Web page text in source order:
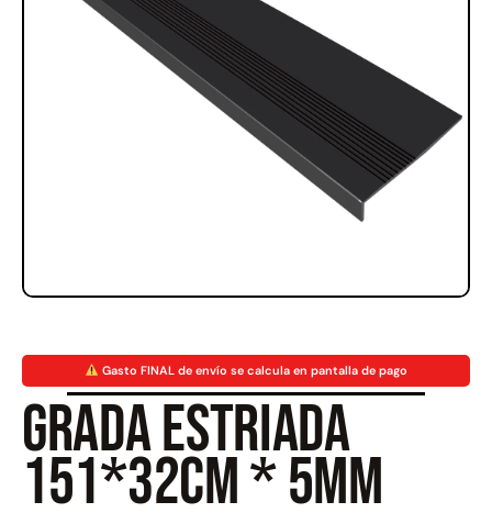
Gasto FINAL de envío se calcula en pantalla de pago
Grada estriada
151*32cm * 5mm
Juego Modular 35
QplayGround
$5.926.486
Leer más
50%